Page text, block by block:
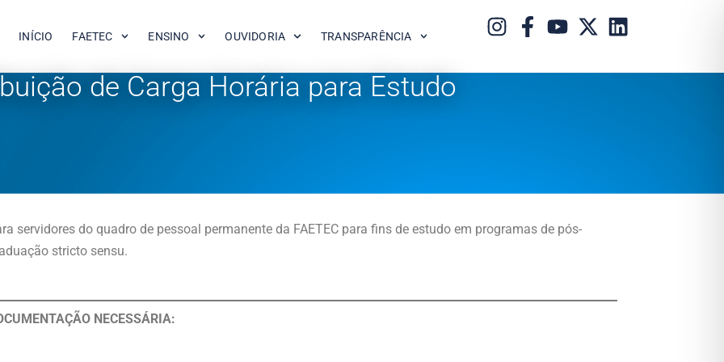
INÍCIO FAETEC ENSINO OUVIDORIA TRANSPARÊNCIA
de Carga Horária para Estudo
servidores do quadro de pessoal permanente da FAETEC para fins de estudo em programas de pós-
stricto sensu.
NECESSÁRIA: